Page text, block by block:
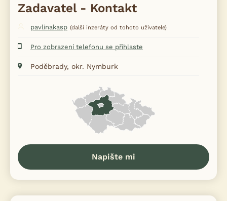
Zadavatel - Kontakt
pavlinakasp (další inzeráty od tohoto uživatele)
Pro zobrazení telefonu se přihlaste
Poděbrady, okr. Nymburk
Napište mi